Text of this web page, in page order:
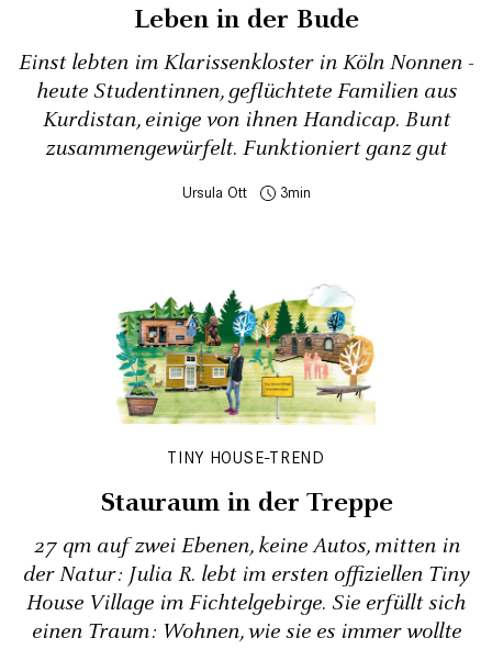
Leben in der Bude
Einst lebten im Klarissenkloster in Köln Nonnen -
heute Studentinnen, geflüchtete Familien aus
Kurdistan, einige von ihnen Handicap. Bunt
zusammengewürfelt. Funktioniert ganz gut
Ursula Ott 3
TINY HOUSE-TREND
Stauraum in der Treppe
27 qm auf zwei Ebenen, keine Autos, mitten in
der Natur: Julia R. lebt im ersten offiziellen Tiny
House Village im Fichtelgebirge. Sie erfüllt sich
einen Traum: Wohnen, wie sie es immer wollte